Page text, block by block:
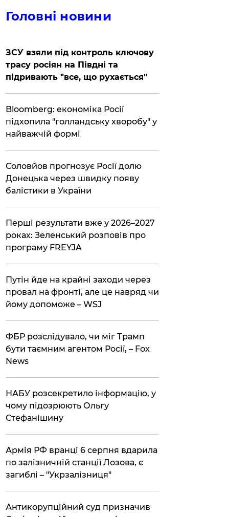
Головні новини
ЗСУ взяли під контроль ключову
трасу росіян на Півдні та
підривають "все, що рухається"
Bloomberg: економіка Росії
підхопила "голландську хворобу" у
найважчій формі
Соловйов прогнозує Росії долю
Донецька через швидку появу
балістики в України
Перші результати вже у 2026–2027
роках: Зеленський розповів про
програму FREYJA
Путін йде на крайні заходи через
провал на фронті, але це навряд чи
йому допоможе – WSJ
ФБР розслідувало, чи міг Трамп
бути таємним агентом Росії, – Fox
News
НАБУ розсекретило інформацію, у
чому підозрюють Ольгу
Стефанішину
Армія РФ вранці 6 серпня вдарила
по залізничній станції Лозова, є
загиблі – "Укрзалізниця"
Антикорупційний суд призначив